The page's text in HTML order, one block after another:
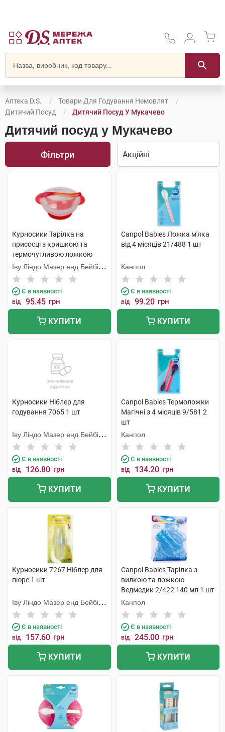
Аптека D.S.
Товари Для Годування Немовлят
Дитячий Посуд
Дитячий Посуд У Мукачево
Дитячий посуд у Мукачево
Фільтри
Курносики Тарілка на
присосці з кришкою та
термочутливою ложкою
7055 1 шт
Іву Ліндо Мазер енд Бейбі
Продактс
Є в наявності
від 95.45 грн
КУПИТИ
Canpol Babies Ложка м'яка
від 4 місяців 21/488 1 шт
Канпол
Є в наявності
від 99.20 грн
КУПИТИ
Курносики Ніблер для
годування 7065 1 шт
Іву Ліндо Мазер енд Бейбі
Продактс
Є в наявності
від 126.80 грн
КУПИТИ
Canpol Babies Термоложки
Магічні з 4 місяців 9/581 2
шт
Канпол
Є в наявності
від 134.20 грн
КУПИТИ
Курносики 7267 Ніблер для
пюре 1 шт
Іву Ліндо Мазер енд Бейбі
Продактс
Є в наявності
від 157.60 грн
КУПИТИ
Canpol Babies Тарілка з
вилкою та ложкою
Ведмедик 2/422 140 мл 1 шт
Канпол
Є в наявності
від 245.00 грн
КУПИТИ